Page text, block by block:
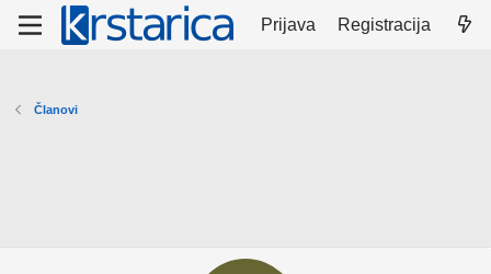
Prijava Registracija
Članovi